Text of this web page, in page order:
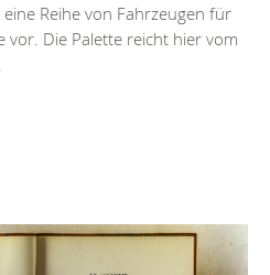
Reihe von Fahrzeugen für
vor. Die Palette reicht hier vom